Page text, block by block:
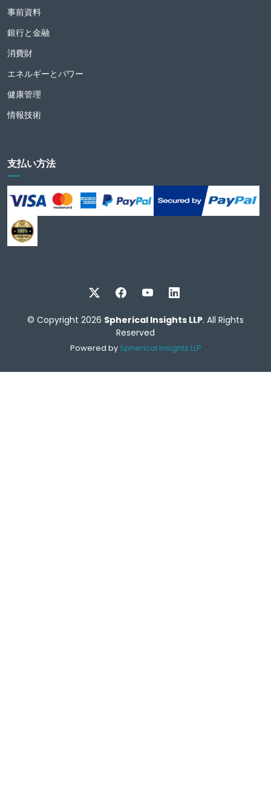
事前資料
銀行と金融
消費財
エネルギーとパワー
健康管理
情報技術
支払い方法
© Copyright 2026 Spherical Insights LLP. All Rights
Reserved
Powered by Spherical Insights LLP